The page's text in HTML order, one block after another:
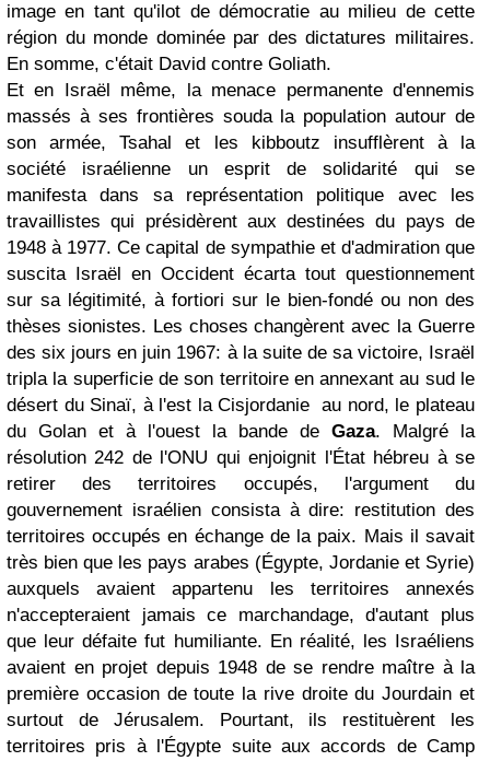
image en tant qu'ilot de démocratie au milieu de cette
région du monde dominée par des dictatures militaires.
En somme, c'était David contre Goliath.
Et en Israël même, la menace permanente d'ennemis
massés à ses frontières souda la population autour de
son armée, Tsahal et les kibboutz insufflèrent à la
société israélienne un esprit de solidarité qui se
manifesta dans sa représentation politique avec les
travaillistes qui présidèrent aux destinées du pays de
1948 à 1977. Ce capital de sympathie et d'admiration que
suscita Israël en Occident écarta tout questionnement
sur sa légitimité, à fortiori sur le bien-fondé ou non des
thèses sionistes. Les choses changèrent avec la Guerre
des six jours en juin 1967: à la suite de sa victoire, Israël
tripla la superficie de son territoire en annexant au sud le
désert du Sinaï, à l'est la Cisjordanie au nord, le plateau
du Golan et à l'ouest la bande de Gaza. Malgré la
résolution 242 de l'ONU qui enjoignit l'État hébreu à se
retirer des territoires occupés, l'argument du
gouvernement israélien consista à dire: restitution des
territoires occupés en échange de la paix. Mais il savait
très bien que les pays arabes (Égypte, Jordanie et Syrie)
auxquels avaient appartenu les territoires annexés
n'accepteraient jamais ce marchandage, d'autant plus
que leur défaite fut humiliante. En réalité, les Israéliens
avaient en projet depuis 1948 de se rendre maître à la
première occasion de toute la rive droite du Jourdain et
surtout de Jérusalem. Pourtant, ils restituèrent les
territoires pris à l'Égypte suite aux accords de Camp